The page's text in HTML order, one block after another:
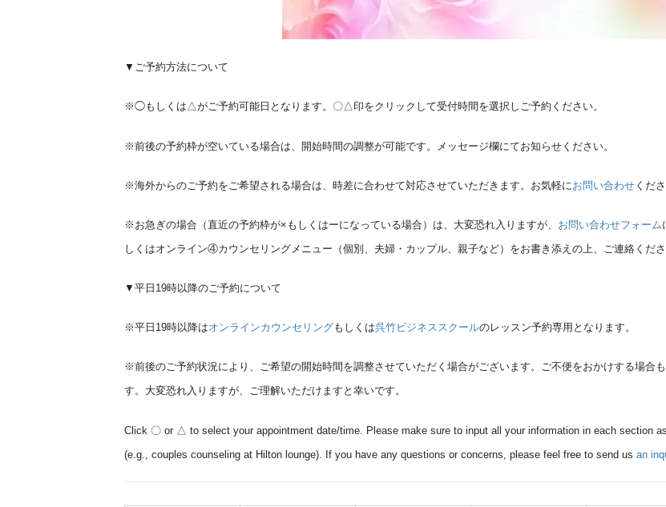
▼ご予約方法について
※◯もしくは△がご予約可能日となります。〇△印をクリックして受付時間を選択しご予約ください。
※前後の予約枠が空いている場合は、開始時間の調整が可能です。メッセージ欄にてお知らせください。
※海外からのご予約をご希望される場合は、時差に合わせて対応させていただきます。お気軽に お問い合わせ くださ
※お急ぎの場合（直近の予約枠が×もしくはーになっている場合）は、大変恐れ入りますが、 お問い合わせフォーム
しくはオンライン④カウンセリングメニュー（個別、夫婦・カップル、親子など）をお書き添えの上、ご連絡くださ
▼平日19時以降のご予約について
※平日19時以降はオンラインカウンセリングもしくは呉竹ビジネススクールのレッスン予約専用となります。
※前後のご予約状況により、ご希望の開始時間を調整させていただく場合がございます。ご不便をおかけする場合
す。大変恐れ入りますが、ご理解いただけますと幸いです。
Click 〇 or △ to select your appointment date/time. Please make sure to input all your information in each section
(e.g., couples counseling at Hilton lounge). If you have any questions or concerns, please feel free to send usan